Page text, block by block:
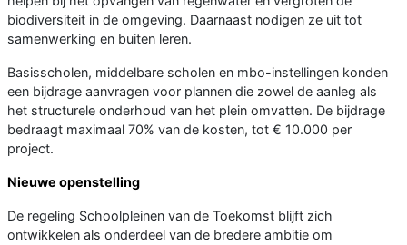
biodiversiteit in de omgeving. Daarnaast nodigen ze uit tot
samenwerking en buiten leren.
Basisscholen, middelbare scholen en mbo-instellingen konden
een bijdrage aanvragen voor plannen die zowel de aanleg als
het structurele onderhoud van het plein omvatten. De bijdrage
bedraagt maximaal 70% van de kosten, tot € 10.000 per
project.
Nieuwe openstelling
De regeling Schoolpleinen van de Toekomst blijft zich
ontwikkelen als onderdeel van de bredere ambitie om